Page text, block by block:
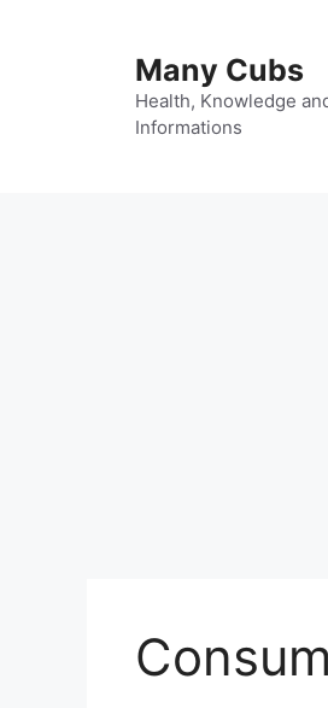
Many Cubs
Health, Knowledge
Informations